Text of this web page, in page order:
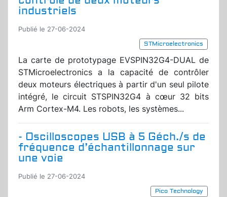
industriels
Publié le 27-06-2024
STMicroelectronics
La carte de prototypage EVSPIN32G4-DUAL de
STMicroelectronics a la capacité de contrôler
deux moteurs électriques à partir d'un seul pilote
intégré, le circuit STSPIN32G4 à cœur 32 bits
Arm Cortex-M4. Les robots, les systèmes...
- Oscilloscopes USB à 5 Géch./s de
fréquence d’échantillonnage sur
une voie
Publié le 27-06-2024
Pico Technology